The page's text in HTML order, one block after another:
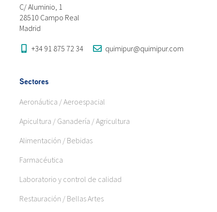
C/ Aluminio, 1
28510 Campo Real
Madrid
+34 91 875 72 34 quimipur@quimipur.com
Sectores
Aeronáutica / Aeroespacial
Apicultura / Ganadería / Agricultura
Alimentación / Bebidas
Farmacéutica
Laboratorio y control de calidad
Restauración / Bellas Artes